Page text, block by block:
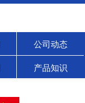
公司动态
产品知识